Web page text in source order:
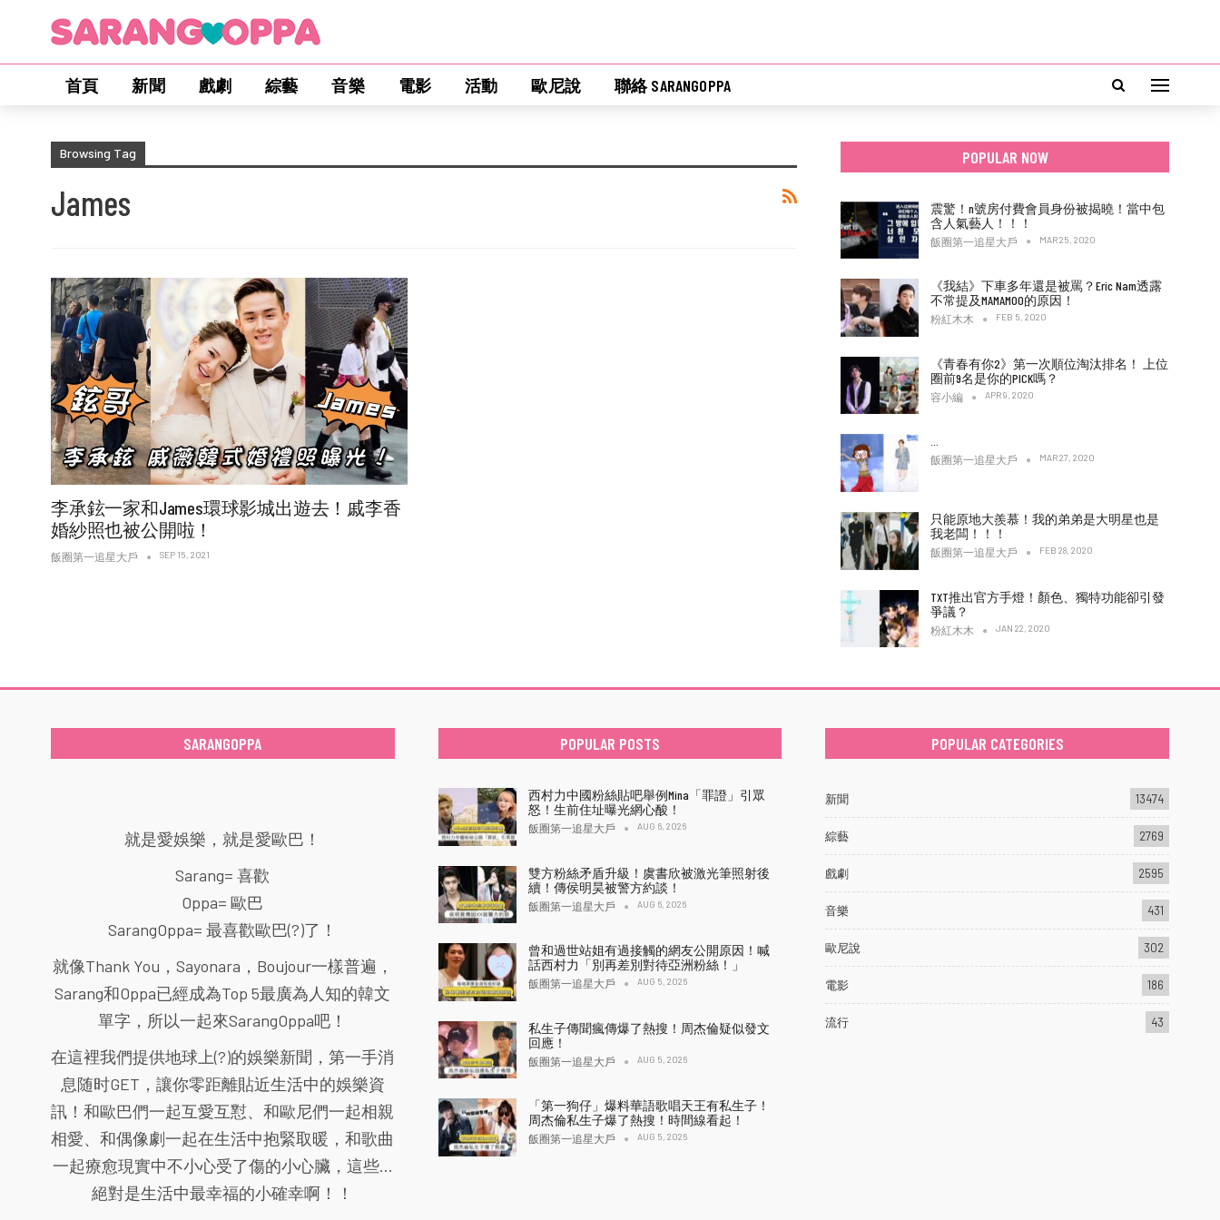
首頁 新聞 戲劇 綜藝 音樂 電影 活動 歐尼說 聯絡 SARANGOPPA
Browsing Tag
James
李承鉉一家和James環球影城出遊去！戚李香
婚紗照也被公開啦！
飯圈第一追星大戶 SEP 15, 2021
POPULAR NOW
震驚！n號房付費會員身份被揭曉！當中包
含人氣藝人！！！
飯圈第一追星大戶 MAR 25, 2020
《我結》下車多年還是被罵？Eric Nam透露
不常提及MAMAMOO的原因！
粉紅木木 FEB 5, 2020
《青春有你2》第一次順位淘汰排名！ 上位
圈前9名是你的PICK嗎？
容小編 APR 9, 2020
飯圈第一追星大戶 MAR 27, 2020
只能原地大羨慕！我的弟弟是大明星也是
我老闆！！！
飯圈第一追星大戶 FEB 28, 2020
TXT推出官方手燈！顏色、獨特功能卻引發
爭議？
粉紅木木 JAN 22, 2020
SARANGOPPA
就是愛娛樂，就是愛歐巴！
Sarang= 喜歡
Oppa= 歐巴
SarangOppa= 最喜歡歐巴(?)了！
就像Thank You，Sayonara，Boujour一樣普遍，
Sarang和Oppa已經成為Top 5最廣為人知的韓文
單字，所以一起來SarangOppa吧！
在這裡我們提供地球上(?)的娛樂新聞，第一手消
息随时GET，讓你零距離貼近生活中的娛樂資
訊！和歐巴們一起互愛互懟、和歐尼們一起相親
相愛、和偶像劇一起在生活中抱緊取暖，和歌曲
一起療愈現實中不小心受了傷的小心臟，這些...
絕對是生活中最幸福的小確幸啊！！
POPULAR POSTS
西村力中國粉絲貼吧舉例Mina「罪證」引眾
怒！生前住址曝光網心酸！
飯圈第一追星大戶 AUG 6, 2026
雙方粉絲矛盾升級！虞書欣被激光筆照射後
續！傳侯明昊被警方約談！
飯圈第一追星大戶 AUG 6, 2026
曾和過世站姐有過接觸的網友公開原因！喊
話西村力「別再差別對待亞洲粉絲！」
飯圈第一追星大戶 AUG 5, 2026
私生子傳聞瘋傳爆了熱搜！周杰倫疑似發文
回應！
飯圈第一追星大戶 AUG 5, 2026
「第一狗仔」爆料華語歌唱天王有私生子！
周杰倫私生子爆了熱搜！時間線看起！
飯圈第一追星大戶 AUG 5, 2026
POPULAR CATEGORIES
新聞 13474
綜藝 2769
戲劇 2595
音樂 431
歐尼說 302
電影 186
流行 43